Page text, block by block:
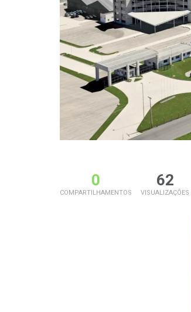
0
COMPARTILHAMENTOS
62
VISUALIZAÇÕES